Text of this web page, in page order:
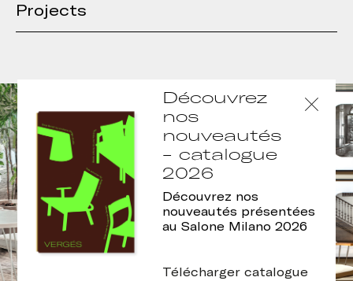
Projects
Découvrez
nos
nouveautés
- catalogue
2026
Découvrez nos
nouveautés présentées
au Salone Milano 2026
Télécharger catalogue